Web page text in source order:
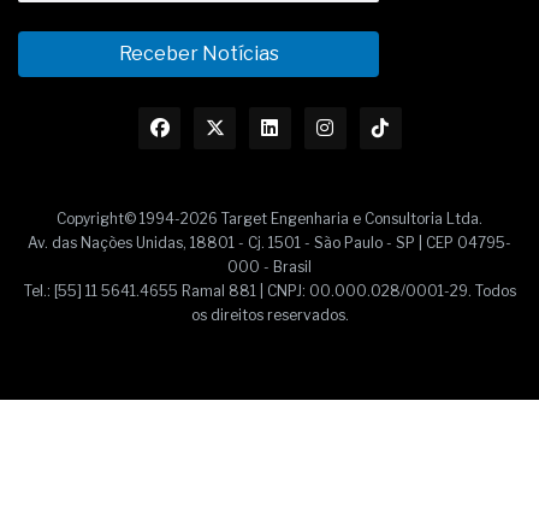
Receber Notícias
Copyright© 1994-2026 Target Engenharia e Consultoria Ltda.
Av. das Nações Unidas, 18801 - Cj. 1501 - São Paulo - SP | CEP 04795-
000 - Brasil
Tel.: [55] 11 5641.4655 Ramal 881 | CNPJ: 00.000.028/0001-29. Todos
os direitos reservados.